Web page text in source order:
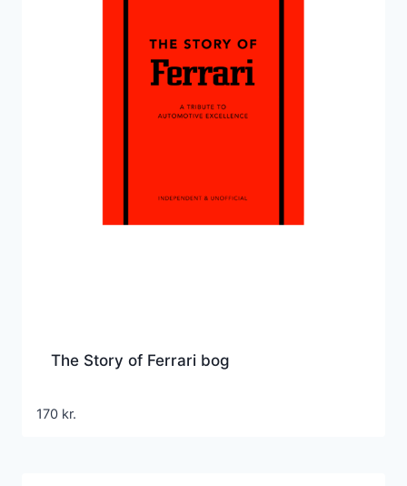
The Story of Ferrari bog
170 kr.